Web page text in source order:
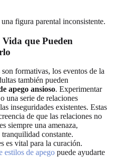
que Pueden
formativas, los eventos de la
también pueden
apego ansioso. Experimentar
una serie de relaciones
inseguridades existentes. Estas
de que las relaciones no
siempre una amenaza,
constante.
es vital para la curación.
estilos de apego puede ayudarte